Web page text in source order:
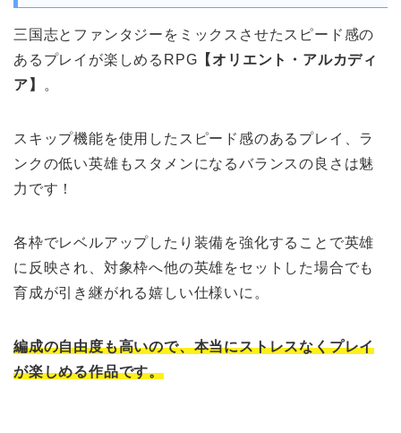
三国志とファンタジーをミックスさせたスピード感の
あるプレイが楽しめるRPG 【オリエント・アルカディ
ア】
。
スキップ機能を使用した スピード感のあるプレイ、ラ
ンクの低い英雄もスタメンになるバランスの良さは魅
力です！
各枠でレベルアップしたり装備を強化することで英雄
に反映され、対象枠へ他の英雄をセットした場合でも
育成が引き継がれる嬉しい仕様いに。
編成の自由度も高いので、本当にストレスなくプレイ
が楽しめる作品です。